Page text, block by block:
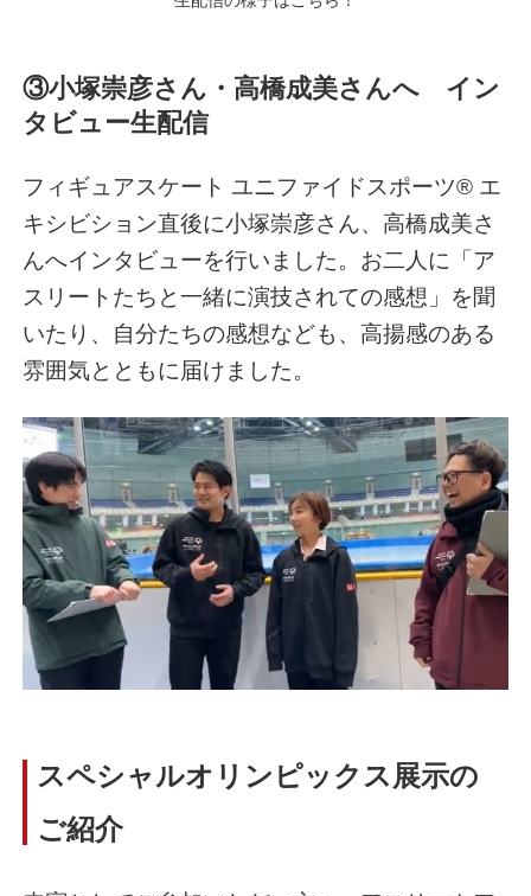
③小塚崇彦さん・高橋成美さんへ イン
タビュー生配信
フィギュアスケート ユニファイドスポーツ® エ
キシビション直後に小塚崇彦さん、高橋成美さ
んへインタビューを行いました。お二人に「ア
スリートたちと一緒に演技されての感想」を聞
いたり、自分たちの感想なども、高揚感のある
雰囲気とともに届けました。
スペシャルオリンピックス展示の
ご紹介